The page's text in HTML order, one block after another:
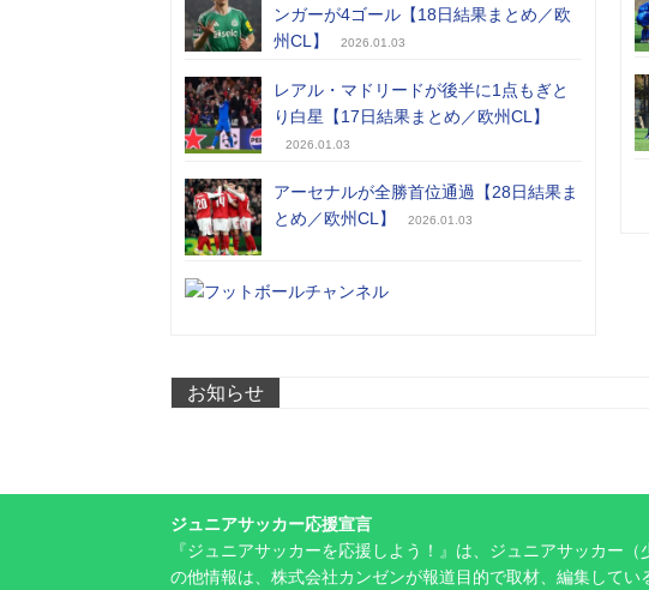
ンガーが4ゴール【18日結果まとめ／欧
州CL】
2026.01.03
レアル・マドリードが後半に1点もぎと
り白星【17日結果まとめ／欧州CL】
2026.01.03
アーセナルが全勝首位通過【28日結果ま
とめ／欧州CL】
2026.01.03
お知らせ
ジュニアサッカー応援宣言
『ジュニアサッカーを応援しよう！』は、ジュニアサッカー
の他情報は、株式会社カンゼンが報道目的で取材、編集して